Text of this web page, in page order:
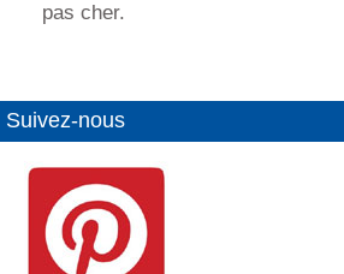
pas cher.
Suivez-nous